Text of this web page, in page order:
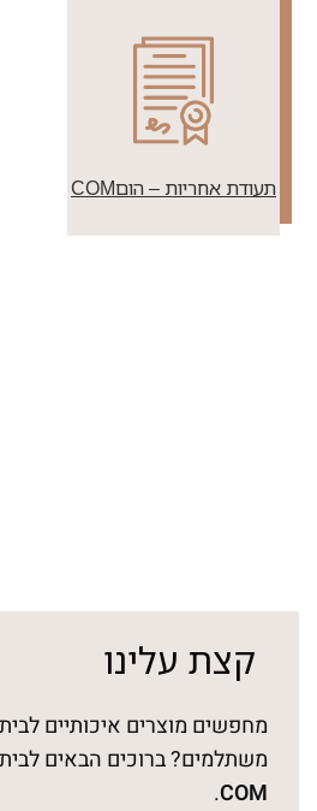
תעודת אחריות – הוםCOM
קצת עלינו
מחפשים מוצרים איכותיים
משתלמים? ברוכים הבאים
COM
.